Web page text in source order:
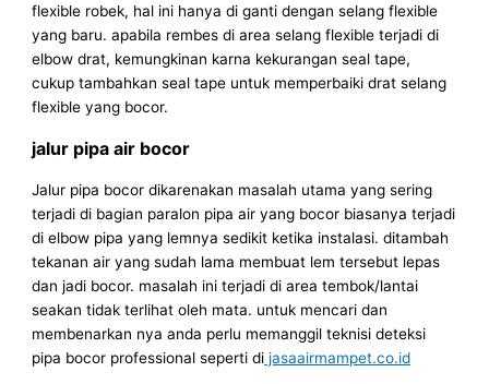
flexible robek, hal ini hanya di ganti dengan selang flexible
yang baru. apabila rembes di area selang flexible terjadi di
elbow drat, kemungkinan karna kekurangan seal tape,
cukup tambahkan seal tape untuk memperbaiki drat selang
flexible yang bocor.
jalur pipa air bocor
Jalur pipa bocor dikarenakan masalah utama yang sering
terjadi di bagian paralon pipa air yang bocor biasanya terjadi
di elbow pipa yang lemnya sedikit ketika instalasi. ditambah
tekanan air yang sudah lama membuat lem tersebut lepas
dan jadi bocor. masalah ini terjadi di area tembok/lantai
seakan tidak terlihat oleh mata. untuk mencari dan
membenarkan nya anda perlu memanggil teknisi deteksi
pipa bocor professional seperti di jasaairmampet.co.id